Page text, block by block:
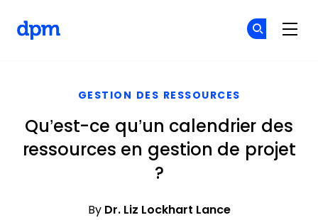
GESTION DES RESSOURCES
Qu’est-ce qu’un calendrier des
ressources en gestion de projet
?
By Dr. Liz Lockhart Lance